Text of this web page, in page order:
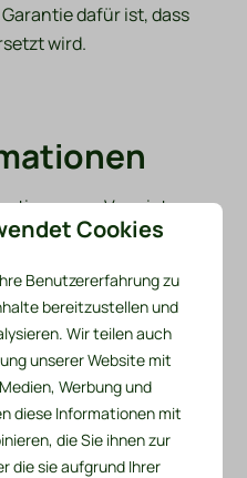
dafür ist, dass
wird.
zur Vermietung
über den
⤵
Cookies
Benutzererfahrung zu
bereitzustellen und
Wir teilen auch
unserer Website mit
Werbung und
diese Informationen mit
die Sie ihnen zur
die sie aufgrund Ihrer